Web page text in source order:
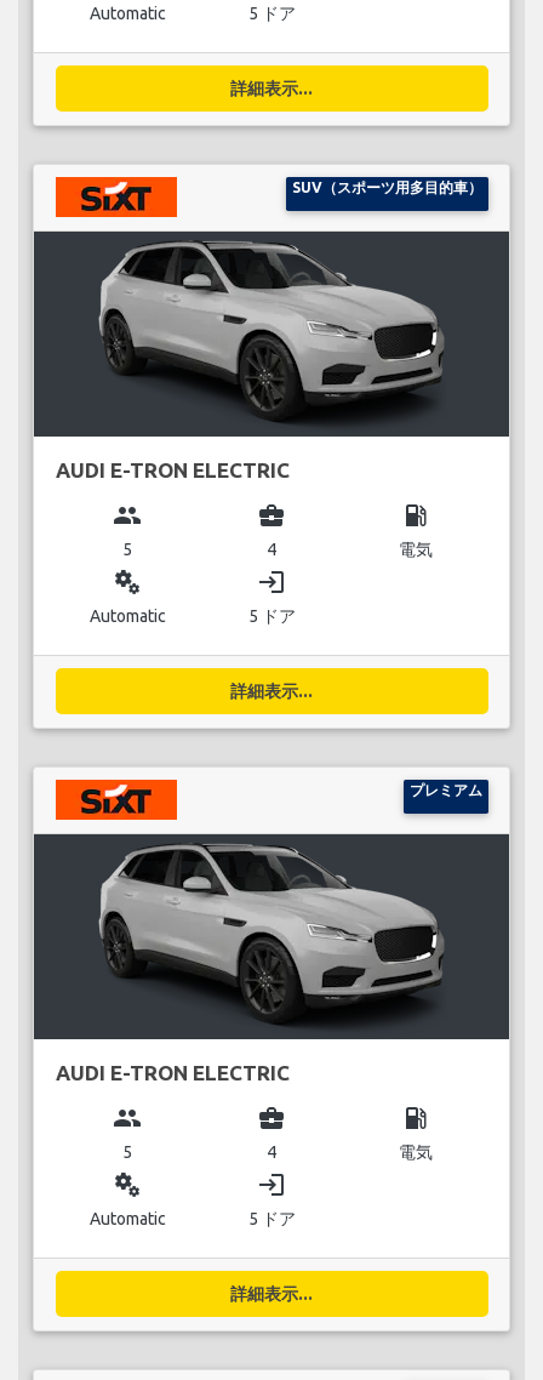
Automatic 5 ドア
詳細表示...
SUV（スポーツ用多目的車）
AUDI E-TRON ELECTRIC
group
5
business_center
4
local_gas_station
電気
miscellaneous_services
Automatic
login
5 ドア
詳細表示...
プレミアム
AUDI E-TRON ELECTRIC
group
5
business_center
4
local_gas_station
電気
miscellaneous_services
Automatic
login
5 ドア
詳細表示...